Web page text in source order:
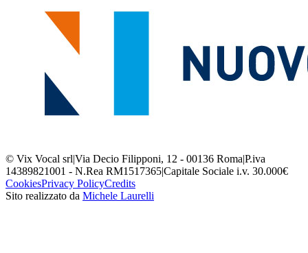
© Vix Vocal srl|Via Decio Filipponi, 12 - 00136 Roma|P.iva
14389821001 - N.Rea RM1517365|Capitale Sociale i.v. 30.000€
CookiesPrivacy PolicyCredits
Sito realizzato da Michele Laurelli